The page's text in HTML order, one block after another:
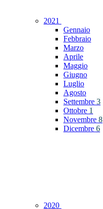
2021
Gennaio
Febbraio
Marzo
Aprile
Maggio
Giugno
Luglio
Agosto
Settembre 3
Ottobre 1
Novembre 8
Dicembre 6
2020